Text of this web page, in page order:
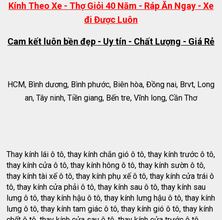
Kính Theo Xe - Thợ Giỏi 40 Năm - Ráp Ăn Ngay - Xe
đi Được Luôn
Cam kết luôn bền đẹp - Uy tín - Chất Lượng - Giá Rẻ
HCM, Bình dương, Bình phước, Biên hòa, Đồng nai, Brvt, Long
an, Tây ninh, Tiền giang, Bến tre, Vĩnh long, Cần Thơ
Thay kính lái ô tô, thay kính chắn gió ô tô, thay kính trước ô tô,
thay kính cửa ô tô, thay kính hông ô tô, thay kính sườn ô tô,
thay kính tài xế ô tô, thay kính phụ xế ô tô, thay kính cửa trái ô
tô, thay kính cửa phải ô tô, thay kính sau ô tô, thay kính sau
lưng ô tô, thay kính hậu ô tô, thay kính lưng hậu ô tô, thay kính
lưng ô tô, thay kính tam giác ô tô, thay kính gió ô tô, thay kính